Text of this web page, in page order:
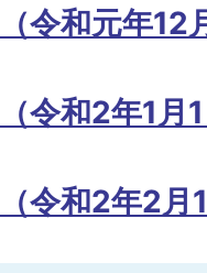
令和元年12
令和2年1月
令和2年2月